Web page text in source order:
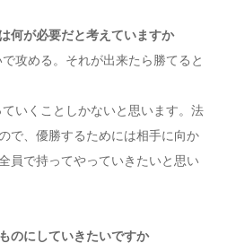
何が必要だと考えていますか
攻める。それが出来たら勝てると
いくことしかないと思います。法
で、優勝するためには相手に向か
員で持ってやっていきたいと思い
のにしていきたいですか